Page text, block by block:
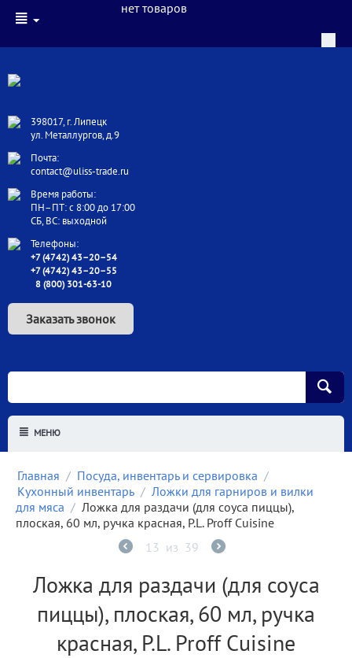
398017, г. Липецк
ул. Металлургов, д.9
Почта:
contact@uliss-trade.ru
Время работы:
ПН–ПТ: с 8:00 до 17:00
СБ, ВС: выходной
Телефоны:
+7 (4742) 43–20–54
+7 (4742) 43–20–55
8 (800) 301-63-10
Заказать звонок
нет товаров
МЕНЮ
Главная / Посуда, инвентарь и сервировка /
Кухонный инвентарь / Ложки для гарниров и вилки
для мяса / Ложка для раздачи (для соуса пиццы),
плоская, 60 мл, ручка красная, P.L. Proff Cuisine
13 из 39
Ложка для раздачи (для соуса
пиццы), плоская, 60 мл, ручка
красная, P.L. Proff Cuisine